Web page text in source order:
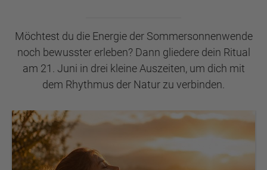
Möchtest du die Energie der Sommersonnenwende
noch bewusster erleben? Dann gliedere dein Ritual
am 21. Juni in drei kleine Auszeiten, um dich mit
dem Rhythmus der Natur zu verbinden.